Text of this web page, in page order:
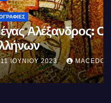
Ο μέγιστος των